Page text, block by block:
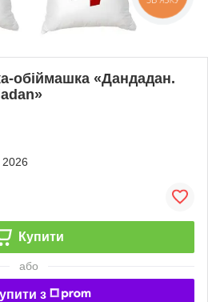
обіймашка «Дандадан.
Купити
або
з